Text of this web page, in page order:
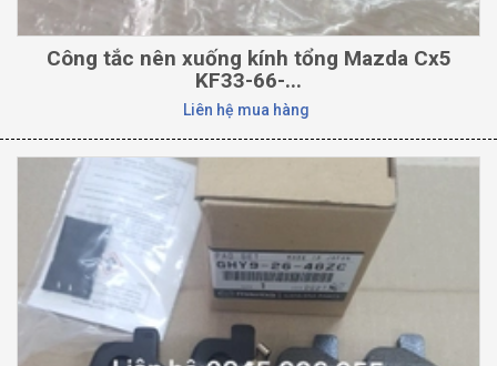
Công tắc nên xuống kính tổng Mazda Cx5
KF33-66-...
Liên hệ mua hàng